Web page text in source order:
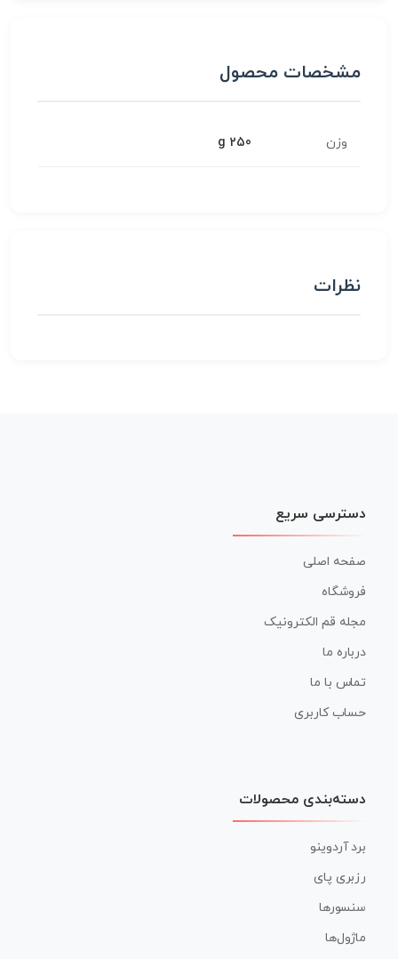
مشخصات محصول
وزن 250 g
نظرات
دسترسی سریع
صفحه اصلی
فروشگاه
مجله قم الکترونیک
درباره ما
تماس با ما
حساب کاربری
دسته‌بندی محصولات
برد آردوینو
رزبری پای
سنسورها
ماژول‌ها